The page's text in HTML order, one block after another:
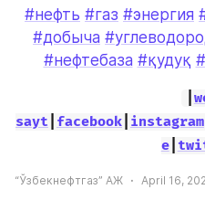
#нефть #газ #энергия
#добыча
#нефтебаза #қудуқ
sayt facebook instagram
e|
“Ўзбекнефтгаз” АЖ April 16,